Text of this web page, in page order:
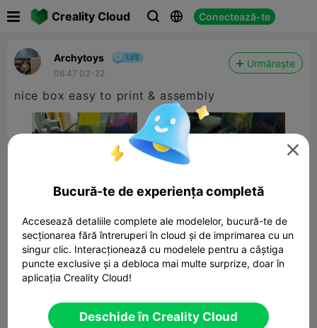
Creality Cloud   Conectează-te
Archytoys
08:47 03-22
Urmărește
nice box easy to print & assembly
BOX

Bucură-te de experiența completă
Accesează detaliile complete ale modelelor, bucură-te de
secționarea fără întreruperi în cloud și de imprimarea cu un
singur clic. Interacționează cu modelele pentru a câștiga
puncte exclusive și a debloca mai multe surprize, doar în
aplicația Creality Cloud!
Deschide în Creality Cloud